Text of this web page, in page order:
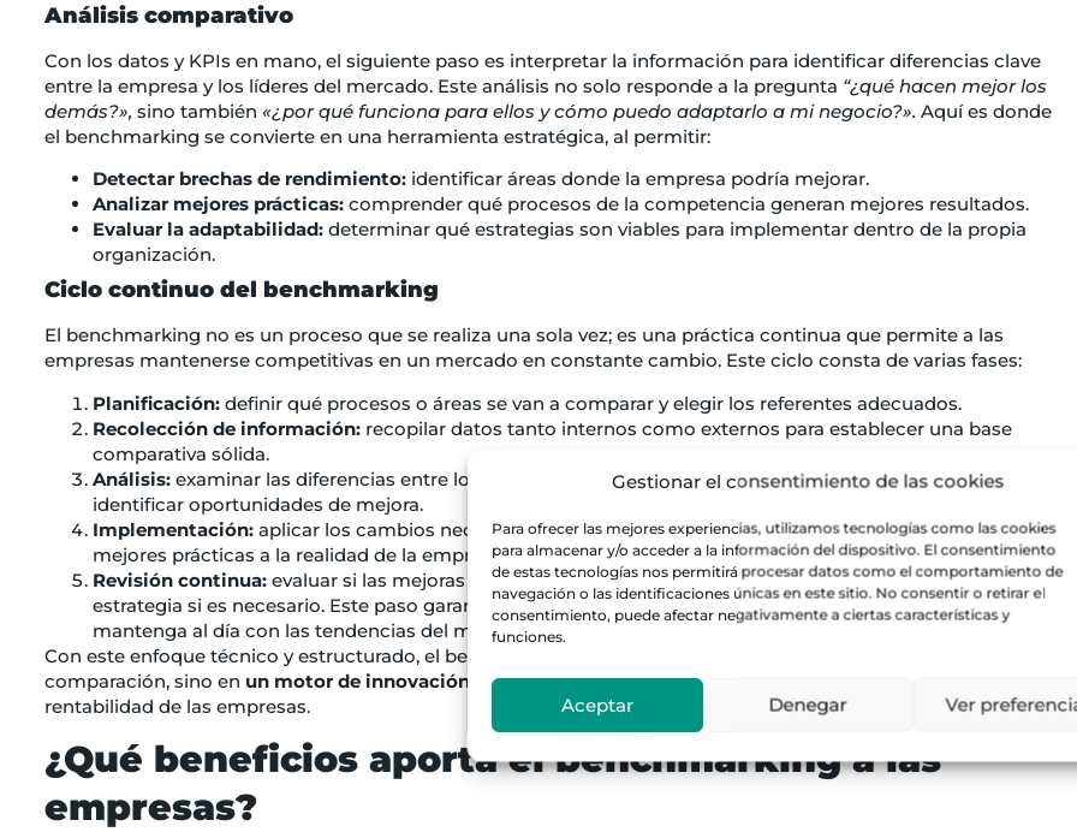
Gestionar el consentimiento de las cookies
Para ofrecer las mejores experiencias, utilizamos tecnologías como las cookies
para almacenar y/o acceder a la información del dispositivo. El consentimiento
de estas tecnologías nos permitirá procesar datos como el comportamiento de
navegación o las identificaciones únicas en este sitio. No consentir o retirar el
consentimiento, puede afectar negativamente a ciertas características y
funciones.
Aceptar Denegar Ver
Análisis comparativo
Con los datos y KPIs en mano, el siguiente paso es interpretar la información para identificar diferencias clave
entre la empresa y los líderes del mercado. Este análisis no solo responde a la pregunta “¿qué hacen mejor los
demás?», sino también «¿por qué funciona para ellos y cómo puedo adaptarlo a mi negocio?». Aquí es donde
el benchmarking se convierte en una herramienta estratégica, al permitir:
Detectar brechas de rendimiento:identificar áreas donde la empresa podría mejorar.
Analizar mejores prácticas:comprender qué procesos de la competencia generan mejores resultados.
Evaluar la adaptabilidad:determinar qué estrategias son viables para implementar dentro de la propia
organización.
Ciclo continuo del benchmarking
El benchmarking no es un proceso que se realiza una sola vez; es una práctica continua que permite a las
empresas mantenerse competitivas en un mercado en constante cambio. Este ciclo consta de varias fases:
Planificación:definir qué procesos o áreas se van a comparar y elegir los referentes adecuados.
Recolección de información:recopilar datos tanto internos como externos para establecer una base
comparativa sólida.
Análisis:examinar las diferencias entre los resultados obtenidos y los estándares del mercado para
identificar oportunidades de mejora.
Implementación:aplicar los cambios necesarios basados en los hallazgos del análisis, adaptando las
mejores prácticas a la realidad de la empresa.
Revisión continua:evaluar si las mejoras implementadas han tenido el impacto esperado y ajustar la
estrategia si es necesario. Este paso garantiza que la empresa evolucione de forma constante y se
mantenga al día con las tendencias del mercado.
Con este enfoque técnico y estructurado, el benchmarking no solo se convierte en una herramienta de
comparación, sino en un motor de innovación y mejora continuaque impulsa la competitividad y la
rentabilidad de las empresas.
¿Qué beneficios aporta el benchmarking a las
empresas?